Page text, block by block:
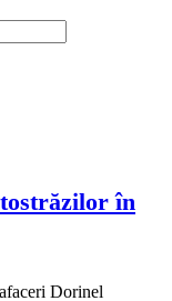
în
Dorinel